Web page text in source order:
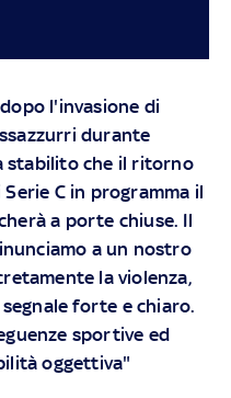
l'invasione di
durante
stabilito che il ritorno
C in programma il
a porte chiuse. Il
a un nostro
la violenza,
forte e chiaro.
sportive ed
oggettiva"